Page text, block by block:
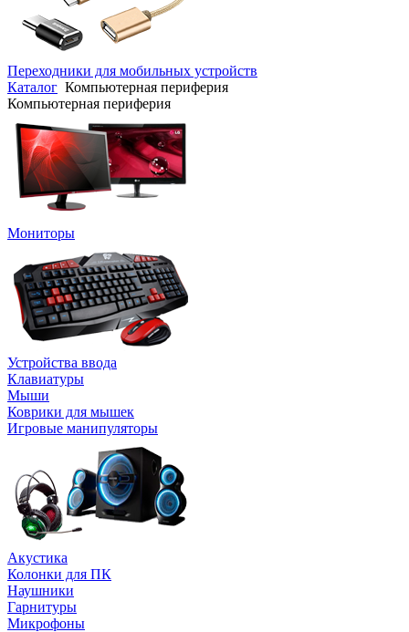
Переходники для мобильных устройств
Каталог Компьютерная периферия
Компьютерная периферия
Мониторы
Устройства ввода
Клавиатуры
Мыши
Коврики для мышек
Игровые манипуляторы
Акустика
Колонки для ПК
Наушники
Гарнитуры
Микрофоны